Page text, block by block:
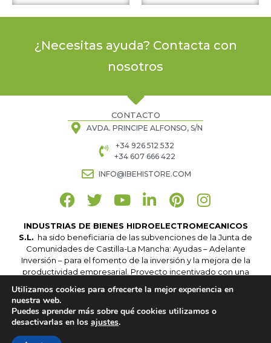
¿Necesitas ayuda? Contacta con
nosotros
CONTACTO
AVDA. PRINCIPE ALFONSO, S/N
+34 926 512 532
+34 607 666 422
INFO@IBEHISTORE.COM
INDUSTRIAS DE BIENES HIDROELECTROMECANICOS
S.L. ha sido beneficiaria de las subvenciones de la Junta de
Comunidades de Castilla-La Mancha: Ayudas – Adelante
Inversión – para el fomento de la inversión y la mejora de la
productividad empresarial. Proyecto incentivado con una
Europeo de Desarrollo Regional.
Utilizamos cookies para ofrecerte la mejor experiencia en
nuestra web.
Puedes aprender más sobre qué cookies utilizamos o
desactivarlas en los ajustes.